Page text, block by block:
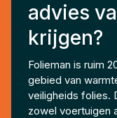
advies
krijgen?
Folieman is ruim
gebied van
veiligheids folies.
zowel voertuigen